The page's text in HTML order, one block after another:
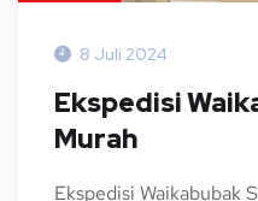
8 Juli 2024
Ekspedisi
Murah
Ekspedisi Waikabubak